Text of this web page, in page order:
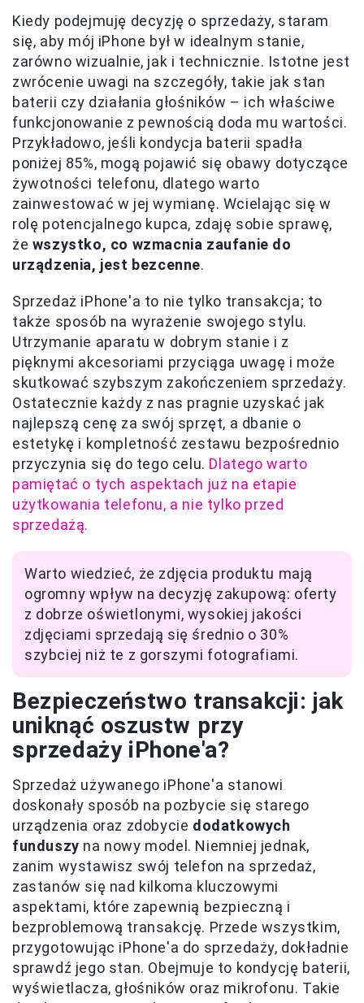
Kiedy podejmuję decyzję o sprzedaży, staram
się, aby mój iPhone był w idealnym stanie,
zarówno wizualnie, jak i technicznie. Istotne jest
zwrócenie uwagi na szczegóły, takie jak stan
baterii czy działania głośników – ich właściwe
funkcjonowanie z pewnością doda mu wartości.
Przykładowo, jeśli kondycja baterii spadła
poniżej 85%, mogą pojawić się obawy dotyczące
żywotności telefonu, dlatego warto
zainwestować w jej wymianę. Wcielając się w
rolę potencjalnego kupca, zdaję sobie sprawę,
że wszystko, co wzmacnia zaufanie do
urządzenia, jest bezcenne.
Sprzedaż iPhone'a to nie tylko transakcja; to
także sposób na wyrażenie swojego stylu.
Utrzymanie aparatu w dobrym stanie i z
pięknymi akcesoriami przyciąga uwagę i może
skutkować szybszym zakończeniem sprzedaży.
Ostatecznie każdy z nas pragnie uzyskać jak
najlepszą cenę za swój sprzęt, a dbanie o
estetykę i kompletność zestawu bezpośrednio
przyczynia się do tego celu. Dlatego warto
pamiętać o tych aspektach już na etapie
użytkowania telefonu, a nie tylko przed
sprzedażą.
Warto wiedzieć, że zdjęcia produktu mają
ogromny wpływ na decyzję zakupową: oferty
z dobrze oświetlonymi, wysokiej jakości
zdjęciami sprzedają się średnio o 30%
szybciej niż te z gorszymi fotografiami.
Bezpieczeństwo transakcji: jak
uniknąć oszustw przy
sprzedaży iPhone'a?
Sprzedaż używanego iPhone'a stanowi
doskonały sposób na pozbycie się starego
urządzenia oraz zdobycie dodatkowych
funduszy na nowy model. Niemniej jednak,
zanim wystawisz swój telefon na sprzedaż,
zastanów się nad kilkoma kluczowymi
aspektami, które zapewnią bezpieczną i
bezproblemową transakcję. Przede wszystkim,
przygotowując iPhone'a do sprzedaży, dokładnie
sprawdź jego stan. Obejmuje to kondycję baterii,
wyświetlacza, głośników oraz mikrofonu. Takie